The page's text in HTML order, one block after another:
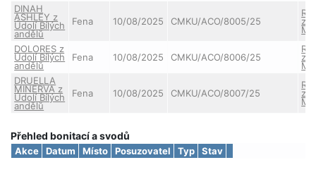
DINAH
ASHLEY z
Údolí Bílých
andělů
Fena 10/08/2025 CMKU/ACO/8005/25 z
DOLORES z
Údolí Bílých
andělů
Fena 10/08/2025 CMKU/ACO/8006/25 z
DRUELLA
MINERVA z
Údolí Bílých
andělů
Fena 10/08/2025 CMKU/ACO/8007/25 z
Přehled bonitací a svodů
Akce Datum Místo Posuzovatel Typ Stav